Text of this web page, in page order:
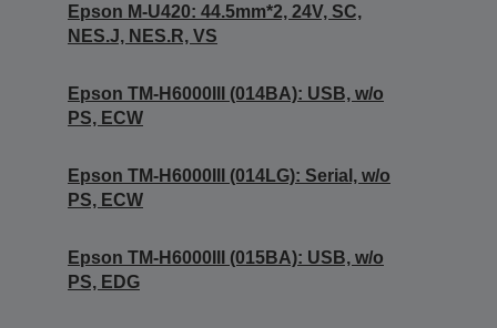
Epson M-U420: 44.5mm*2, 24V, SC,
NES.J, NES.R, VS
Epson TM-H6000III (014BA): USB, w/o
PS, ECW
Epson TM-H6000III (014LG): Serial, w/o
PS, ECW
Epson TM-H6000III (015BA): USB, w/o
PS, EDG